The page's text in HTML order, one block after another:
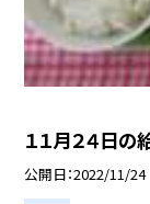
１１月２４日の
公開日 2022/11/24